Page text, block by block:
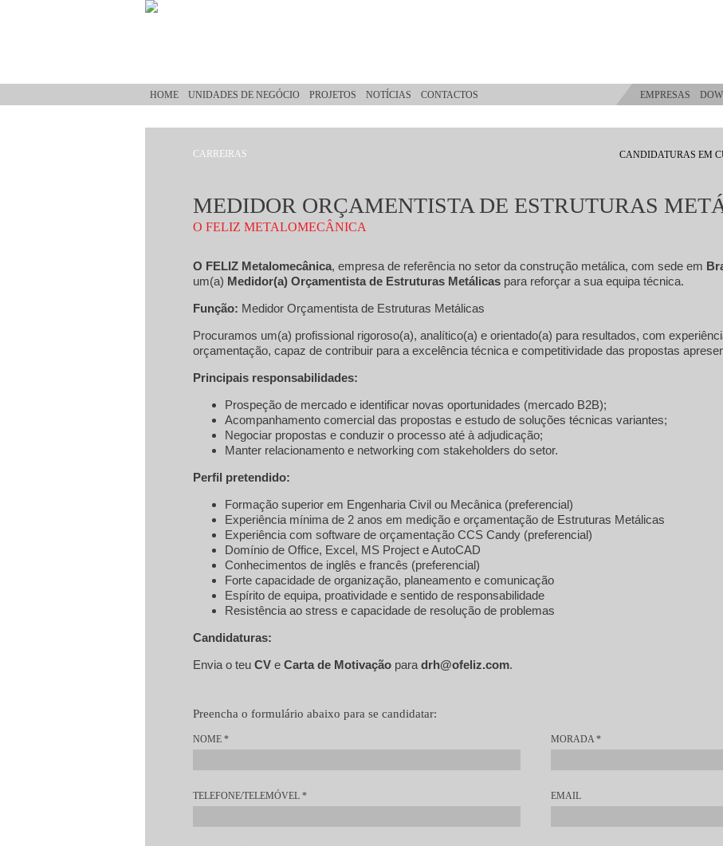
Passar para o conteúdo principal
HOME UNIDADES DE NEGÓCIO PROJETOS NOTÍCIAS CONTACTOS EMPRESAS
CARREIRAS CANDIDATURAS EM
MEDIDOR ORÇAMENTISTA DE ESTRUTURAS
O FELIZ METALOMECÂNICA
O FELIZ Metalomecânica, empresa de referência no setor da construção metálica, com sede em
um(a) Medidor(a) Orçamentista de Estruturas Metálicas para reforçar a sua equipa técnica.
Função: Medidor Orçamentista de Estruturas Metálicas
Procuramos um(a) profissional rigoroso(a), analítico(a) e orientado(a) para resultados, com
orçamentação, capaz de contribuir para a excelência técnica e competitividade das propostas
Principais responsabilidades:
Prospeção de mercado e identificar novas oportunidades (mercado B2B);
Acompanhamento comercial das propostas e estudo de soluções técnicas variantes;
Negociar propostas e conduzir o processo até à adjudicação;
Manter relacionamento e networking com stakeholders do setor.
Perfil pretendido:
Formação superior em Engenharia Civil ou Mecânica (preferencial)
Experiência mínima de 2 anos em medição e orçamentação de Estruturas Metálicas
Experiência com software de orçamentação CCS Candy (preferencial)
Domínio de Office, Excel, MS Project e AutoCAD
Conhecimentos de inglês e francês (preferencial)
Forte capacidade de organização, planeamento e comunicação
Espírito de equipa, proatividade e sentido de responsabilidade
Resistência ao stress e capacidade de resolução de problemas
Candidaturas:
Envia o teu CV e Carta de Motivação para drh@ofeliz.com.
Preencha o formulário abaixo para se candidatar:
NOME * MORADA*
TELEFONE/TELEMÓVEL * EMAIL